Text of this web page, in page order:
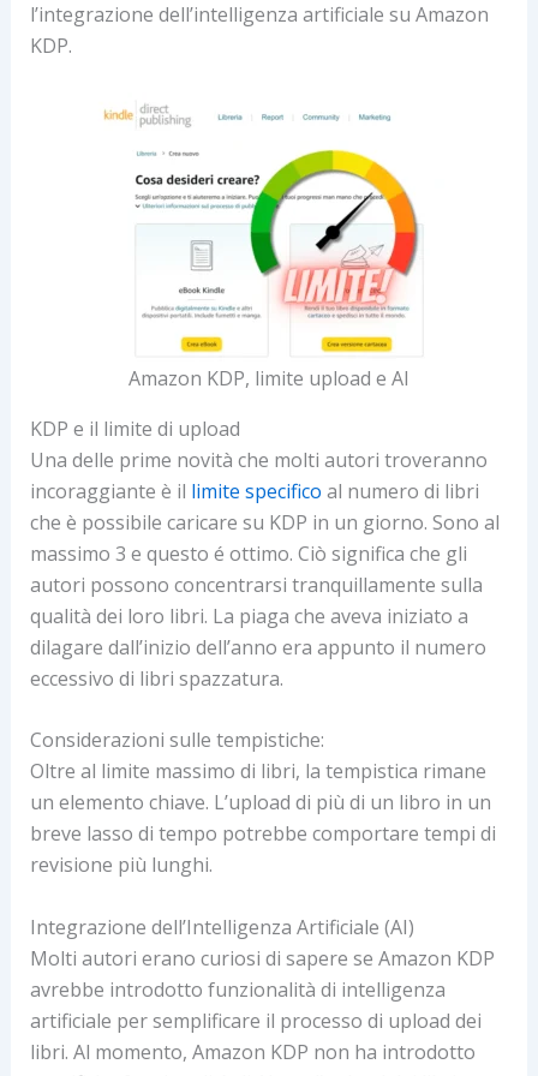
l’integrazione dell’intelligenza artificiale su Amazon
KDP.
Amazon KDP, limite upload e AI
KDP e il limite di upload
Una delle prime novità che molti autori troveranno
incoraggiante è il limite specifico al numero di libri
che è possibile caricare su KDP in un giorno. Sono al
massimo 3 e questo é ottimo. Ciò significa che gli
autori possono concentrarsi tranquillamente sulla
qualità dei loro libri. La piaga che aveva iniziato a
dilagare dall’inizio dell’anno era appunto il numero
eccessivo di libri spazzatura.
Considerazioni sulle tempistiche:
Oltre al limite massimo di libri, la tempistica rimane
un elemento chiave. L’upload di più di un libro in un
breve lasso di tempo potrebbe comportare tempi di
revisione più lunghi.
Integrazione dell’Intelligenza Artificiale (AI)
Molti autori erano curiosi di sapere se Amazon KDP
avrebbe introdotto funzionalità di intelligenza
artificiale per semplificare il processo di upload dei
libri. Al momento, Amazon KDP non ha introdotto